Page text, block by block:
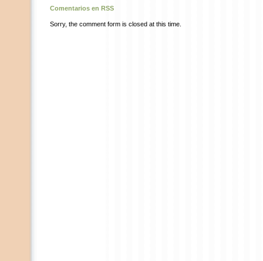
Comentarios en RSS
Sorry, the comment form is closed at this time.